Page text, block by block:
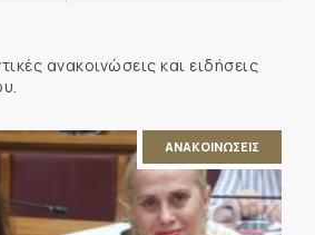
ανακοινώσεις και ειδήσεις
ΑΝΑΚΟΙΝΩΣΕΙΣ